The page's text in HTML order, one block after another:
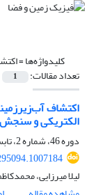
کلیدواژه‌ها =
تعداد مقالات: 1
اکتشاف
الکتریکی و
دوره 46، شماره 2، تابستان 1399، صفحه
لیلا میرزایی،